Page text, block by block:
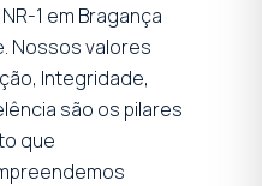
1 em Bragança
Nossos valores
Integridade,
são os pilares
que